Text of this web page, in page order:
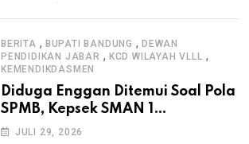
BERITA , BUPATI BANDUNG ,DEWAN
PENDIDIKAN JABAR , KCD WILAYAH VLLL ,
KEMENDIKDASMEN
Diduga Enggan Ditemui Soal Pola
SPMB, Kepsek SMAN 1
Dayeuhkolot Dikeluhkan Orang
JULI 29, 2026